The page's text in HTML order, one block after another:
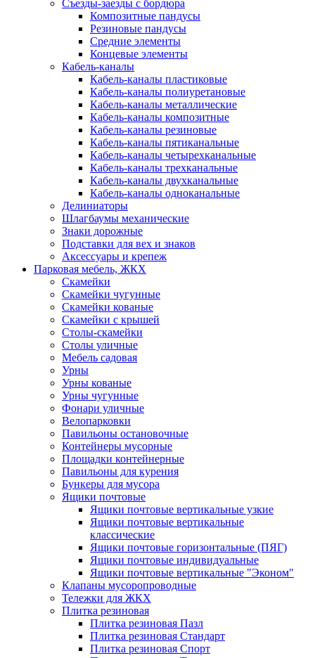
Съезды-заезды с бордюра
Композитные пандусы
Резиновые пандусы
Средние элементы
Концевые элементы
Кабель-каналы
Кабель-каналы пластиковые
Кабель-каналы полиуретановые
Кабель-каналы металлические
Кабель-каналы композитные
Кабель-каналы резиновые
Кабель-каналы пятиканальные
Кабель-каналы четырехканальные
Кабель-каналы трехканальные
Кабель-каналы двухканальные
Кабель-каналы одноканальные
Делиниаторы
Шлагбаумы механические
Знаки дорожные
Подставки для вех и знаков
Аксессуары и крепеж
Парковая мебель, ЖКХ
Скамейки
Скамейки чугунные
Скамейки кованые
Скамейки с крышей
Столы-скамейки
Столы уличные
Мебель садовая
Урны
Урны кованые
Урны чугунные
Фонари уличные
Велопарковки
Павильоны остановочные
Контейнеры мусорные
Площадки контейнерные
Павильоны для курения
Бункеры для мусора
Ящики почтовые
Ящики почтовые вертикальные узкие
Ящики почтовые вертикальные
классические
Ящики почтовые горизонтальные (ПЯГ)
Ящики почтовые индивидуальные
Ящики почтовые вертикальные "Эконом"
Клапаны мусоропроводные
Тележки для ЖКХ
Плитка резиновая
Плитка резиновая Пазл
Плитка резиновая Стандарт
Плитка резиновая Спорт